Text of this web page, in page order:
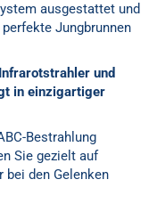
ausgestattet und
Jungbrunnen
und
in einzigartiger
Bestrahlung
Sie gezielt auf
bei den Gelenken